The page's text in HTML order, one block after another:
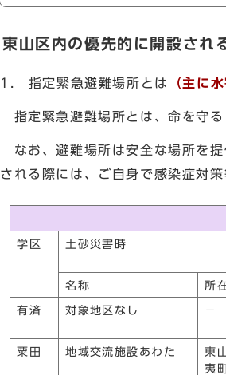
東山区内の優先的に開設され
1. 指定緊急避難場所とは （主に
指定緊急避難場所とは、命を守
なお、避難場所は安全な場所を
される際には、ご自身で感染症対
学区 土砂災害時
名称 所
有済 対象地区なし －
粟田 地域交流施設あわた
東
夷